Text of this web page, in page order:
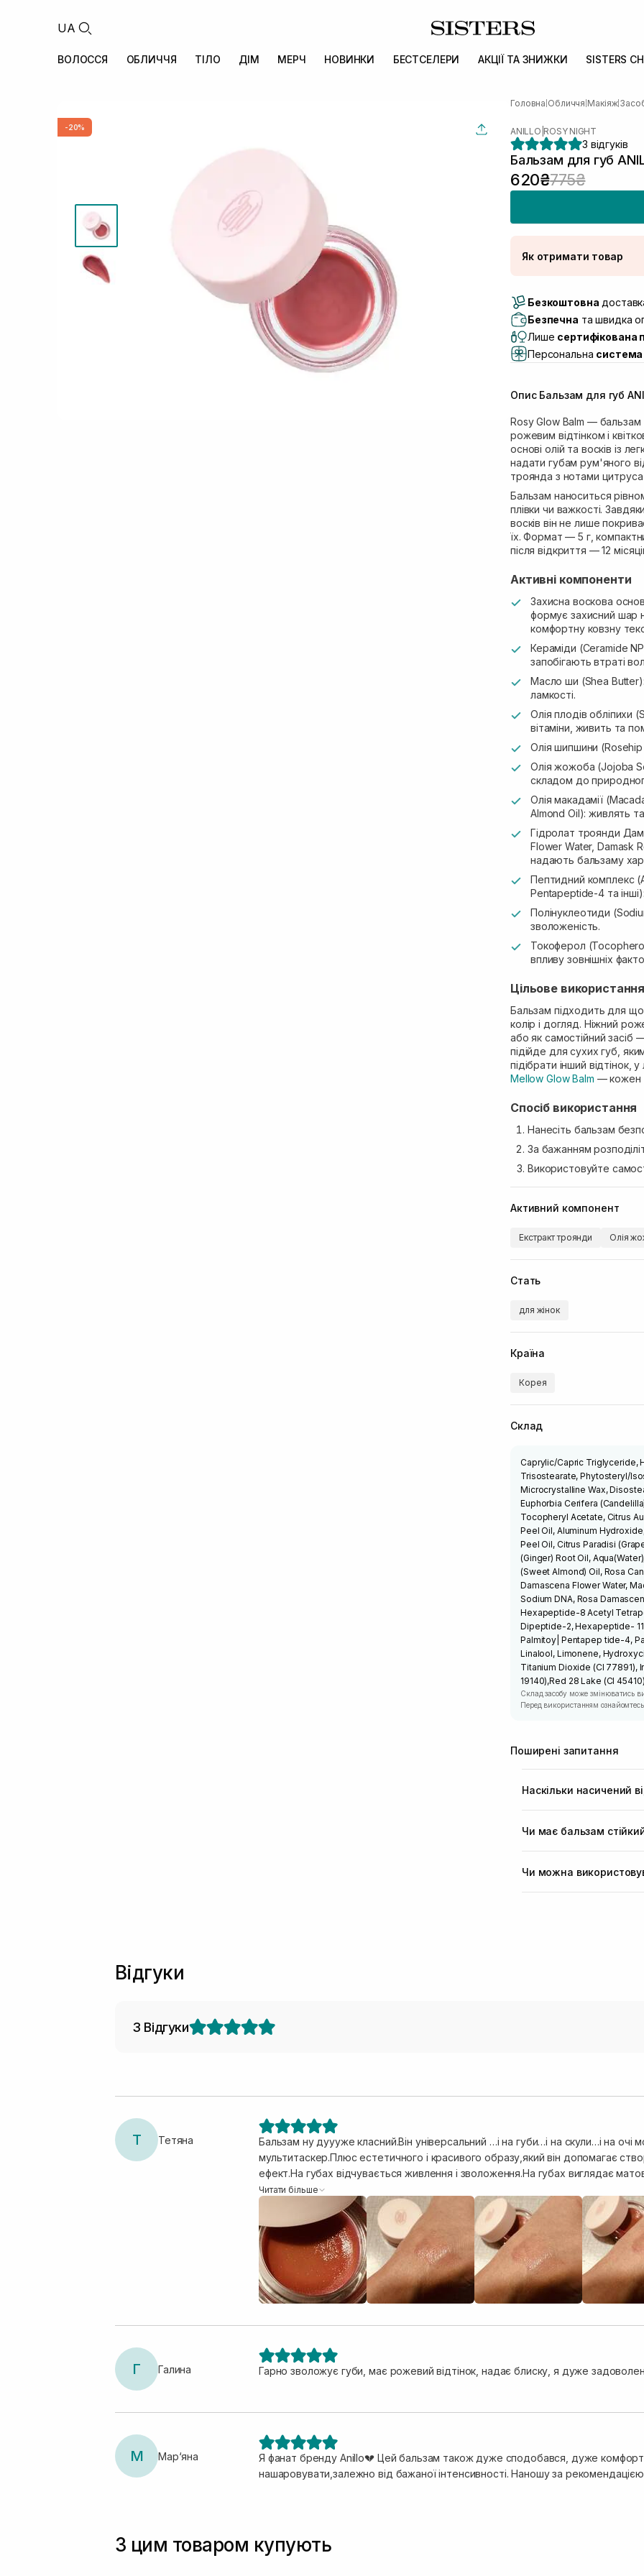
UA
ВОЛОССЯ ОБЛИЧЧЯ ТІЛО ДІМ МЕРЧ НОВИНКИ БЕСТСЕЛЕРИ АКЦІЇ ТА ЗНИЖКИ SISTERS
-20%
Головна Обличчя Макіяж|
ANILLO ROSY NIGHT
3 відгуків
Бальзам для губ
620₴775₴
Як отримати товар
Самовивіз м. Луцьк,
Самовивіз м. Львів,
Самовивіз м. Львів,
Самовивіз м. Львів,
Самовивіз м. Рівне,
Безкоштовна
Безпечна та швидка
Лише сертифікована
Персональна система
Опис Бальзам для губ
Rosy Glow Balm — бальзам
рожевим відтінком і
основі олій та восків із
надати губам рум'яного
троянда з нотами цитруса
Бальзам наноситься
плівки чи важкості.
восків він не лише
їх. Формат — 5 г,
після відкриття — 12
Активні компоненти
Захисна воскова
формує захисний шар
комфортну ковзну
Кераміди (Ceramide
запобігають втраті
Масло ши (Shea
ламкості.
Олія плодів обліпихи
вітаміни, живить та
Олія шипшини
Олія жожоба (Jojoba
складом до
Олія макадамії
Almond Oil): живлять
Гідролат троянди
Flower Water, Damask
надають бальзаму
Пептидний комплекс
Pentapeptide-4 та
Полінуклеотиди
зволоженість.
Токоферол
впливу зовнішніх
Цільове використання
Бальзам підходить для
колір і догляд. Ніжний
або як самостійний
підійде для сухих губ,
підібрати інший відтінок, у
Mellow Glow Balm — кожен
Спосіб використання
Нанесіть бальзам
За бажанням
Використовуйте
Активний компонент
Екстракт троянди Олія
Стать
для жінок
Країна
Корея
Склад
Caprylic/Capric Triglyceride,
Trisostearate, Phytosteryl/
Microcrystalline Wax,
Euphorbia Cerifera
Tocopheryl Acetate, Citrus
Peel Oil, Aluminum
Peel Oil, Citrus Paradisi
(Ginger) Root Oil,
(Sweet Almond) Oil, Rosa
Damascena Flower Water,
Sodium DNA, Rosa
Hexapeptide-8 Acetyl
Dipeptide-2, Hexapeptide-
Palmitoy| Pentapep tide-4,
Linalool, Limonene,
Titanium Dioxide (Cl 77891),
19140),Red 28 Lake (Cl
Склад засобу може змінюватись
Перед використанням ознайомтесь
Поширені запитання
Наскільки насичений
сяяння, але не є
Чи має бальзам
та пачулі. Аромат
Чи можна
Відгуки
3 Відгуки
Т Тетяна
Бальзам ну дуууже класний.Він універсальний …і на губи…і на скули…і на очі
мультитаскер.Плюс естетичного і красивого образу,який він допомагає
ефект.На губах відчувається живлення і зволоження.На губах виглядає
легкий тон рожевого кольору.На скулах практично не помітний при цьому
make up.Не липкий і не жирний.Текстура наче шовковиста.Комфортно
спробувати🤍
Читати більше
Г Галина Гарно зволожує губи, має рожевий відтінок, надає блиску, я дуже
М Мар‘яна
Я фанат бренду Anillo💔 Цей бальзам також дуже сподобався, дуже
нашаровувати,залежно від бажаної інтенсивності. Наношу за рекомендацією
З цим товаром купують